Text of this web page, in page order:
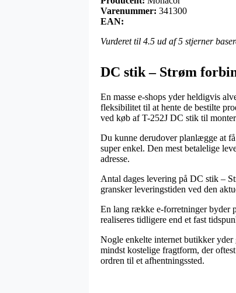
Varenummer: 341300
EAN:
Vurderet til 4.5 ud af 5 stjerner
DC stik – Strøm
En masse e-shops yder heldigvis
fleksibilitet til at hente de bestilte
ved køb af T-252J DC stik til
Du kunne derudover planlægge at
super enkel. Den mest betalelige
adresse.
Antal dages levering på DC stik –
gransker leveringstiden ved den
En lang række e-forretninger byder
realiseres tidligere end et fast
Nogle enkelte internet butikker
mindst kostelige fragtform, der
ordren til et afhentningssted.